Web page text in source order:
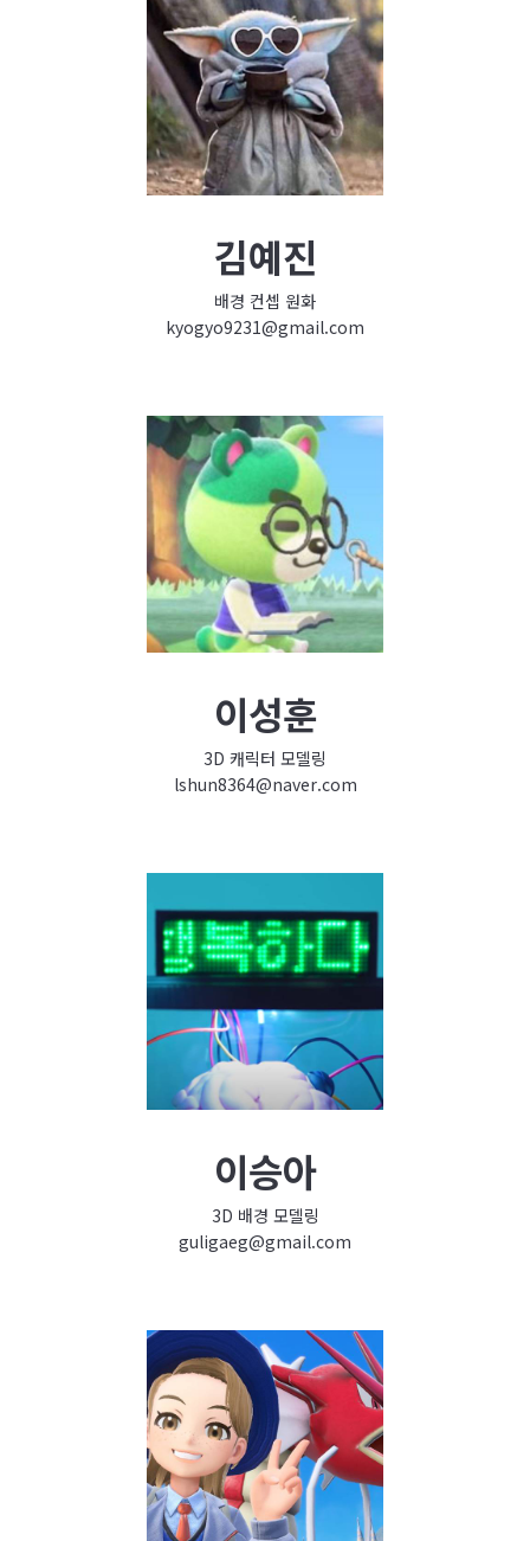
김예진
배경 컨셉 원화
kyogyo9231@gmail.com
이성훈
3D 캐릭터 모델링
lshun8364@naver.com
이승아
3D 배경 모델링
guligaeg@gmail.com